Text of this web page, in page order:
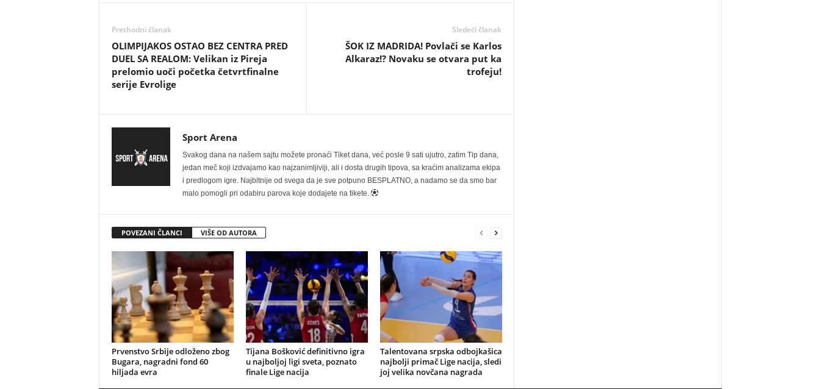
Prethodni članak
OLIMPIJAKOS OSTAO BEZ CENTRA PRED
DUEL SA REALOM: Velikan iz Pireja
prelomio uoči početka četvrtfinalne
serije Evrolige
Sledeći članak
ŠOK IZ MADRIDA! Povlači se Karlos
Alkaraz!? Novaku se otvara put ka
trofeju!
Sport Arena
Svakog dana na našem sajtu možete pronaći Tiket dana, već posle 9 sati ujutro, zatim Tip dana,
jedan meč koji izdvajamo kao najzanimljiviji, ali i dosta drugih tipova, sa kraćim analizama ekipa
i predlogom igre. Najbitnije od svega da je sve potpuno BESPLATNO, a nadamo se da smo bar
malo pomogli pri odabiru parova koje dodajete na tikete.
POVEZANI ČLANCI VIŠE OD AUTORA
Prvenstvo Srbije odloženo zbog
Bugara, nagradni fond 60
hiljada evra
Tijana Bošković definitivno igra
u najboljoj ligi sveta, poznato
finale Lige nacija
Talentovana srpska odbojkašica
najbolji primač Lige nacija, sledi
joj velika novčana nagrada